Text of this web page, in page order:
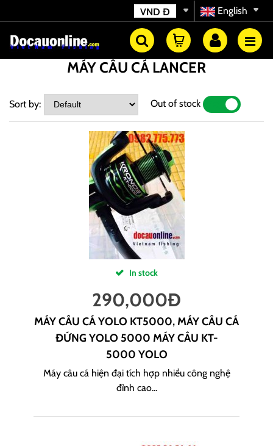
English
VND Đ
MÁY CÂU CÁ LANCER
Sort by: Out of stock
In stock
290,000Đ
MÁY CÂU CÁ YOLO KT5000, MÁY CÂU CÁ
ĐỨNG YOLO 5000 MÁY CÂU KT-
5000 YOLO
Máy câu cá hiện đại tích hợp nhiều công nghệ
đỉnh cao...